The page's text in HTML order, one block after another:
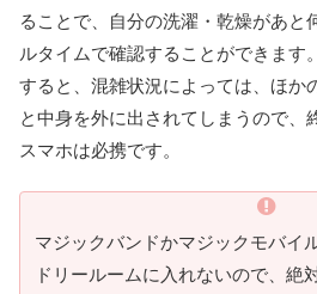
ることで、自分の洗濯・乾燥があと
ルタイムで確認することができます
すると、混雑状況によっては、ほか
と中身を外に出されてしまうので、
スマホは必携です。
マジックバンドかマジックモバイ
ドリールームに入れないので、絶